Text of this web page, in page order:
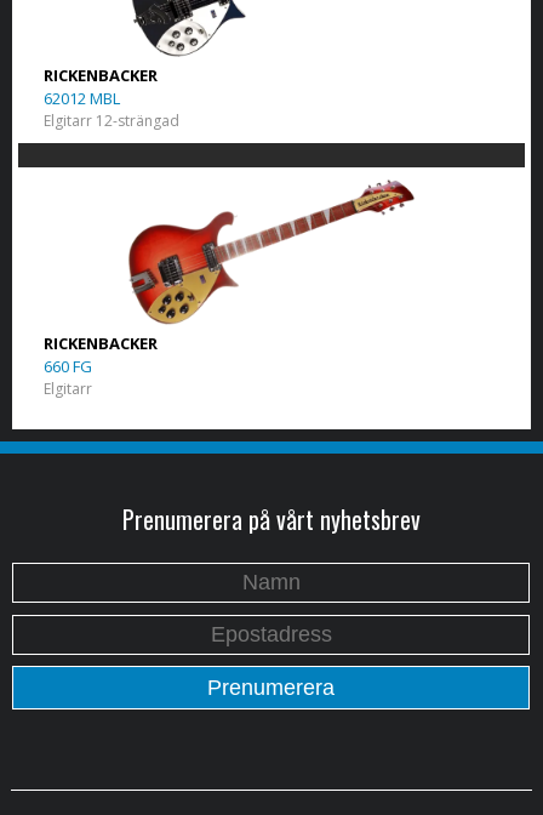
RICKENBACKER
62012 MBL
Elgitarr 12-strängad
RICKENBACKER
660 FG
Elgitarr
Prenumerera på vårt nyhetsbrev